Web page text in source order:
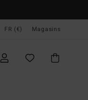
FR (€) Magasins